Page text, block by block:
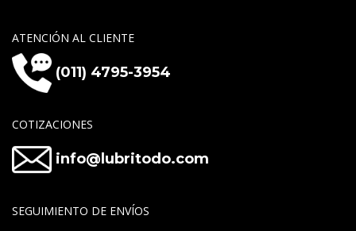
ATENCIÓN AL CLIENTE
(011) 4795-3954
COTIZACIONES
info@lubritodo.com
SEGUIMIENTO DE ENVÍOS